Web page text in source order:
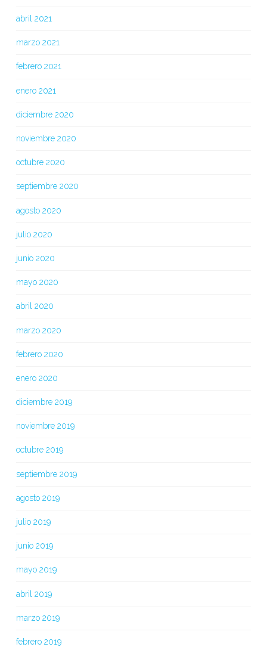
abril 2021
marzo 2021
febrero 2021
enero 2021
diciembre 2020
noviembre 2020
octubre 2020
septiembre 2020
agosto 2020
julio 2020
junio 2020
mayo 2020
abril 2020
marzo 2020
febrero 2020
enero 2020
diciembre 2019
noviembre 2019
octubre 2019
septiembre 2019
agosto 2019
julio 2019
junio 2019
mayo 2019
abril 2019
marzo 2019
febrero 2019